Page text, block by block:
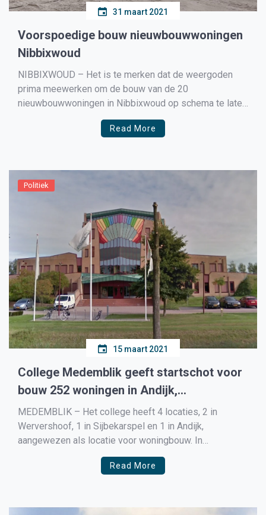
31 maart 2021
Voorspoedige bouw nieuwbouwwoningen
Nibbixwoud
NIBBIXWOUD – Het is te merken dat de weergoden
prima meewerken om de bouw van de 20
nieuwbouwwoningen in Nibbixwoud op schema te laten
verlopen. Zo is het metselwerk op de begane grond
gereed en de Woonschakel verwacht dat eind april kan
Read More
Politiek
15 maart 2021
College Medemblik geeft startschot voor
bouw 252 woningen in Andijk,
Wervershoof en Sijbekarspel
MEDEMBLIK – Het college heeft 4 locaties, 2 in
Wervershoof, 1 in Sijbekarspel en 1 in Andijk,
aangewezen als locatie voor woningbouw. In
Wervershoof gaat het om De Tegel, 130 woningen en
TV de Kaag, 30 woningen. In Sijbekarspel gaat het om
Read More